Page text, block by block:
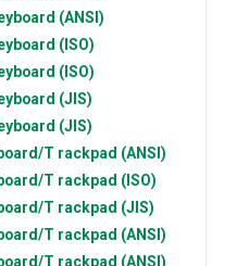
(ANSI)
(ISO)
(ISO)
(JIS)
(JIS)
T rackpad (ANSI)
T rackpad (ISO)
T rackpad (JIS)
T rackpad (ANSI)
T rackpad (ANSI)